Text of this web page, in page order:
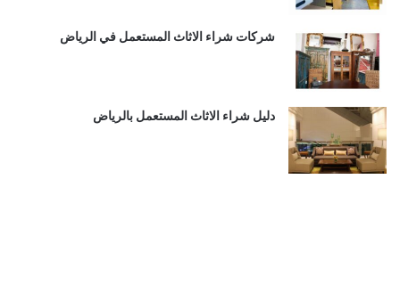
شركات شراء الاثاث المستعمل في الرياض
دليل شراء الاثاث المستعمل بالرياض